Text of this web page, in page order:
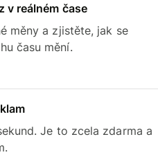
v reálném čase
měny a zjistěte, jak se
času mění.
Je to zcela zdarma a